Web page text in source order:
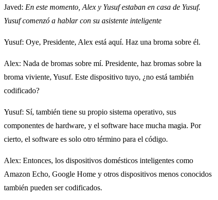
Javed: En este momento, Alex y Yusuf estaban en casa de Yusuf.
Yusuf comenzó a hablar con su asistente inteligente
Yusuf: Oye, Presidente, Alex está aquí. Haz una broma sobre él.
Alex: Nada de bromas sobre mí. Presidente, haz bromas sobre la
broma viviente, Yusuf. Este dispositivo tuyo, ¿no está también
codificado?
Yusuf: Sí, también tiene su propio sistema operativo, sus
componentes de hardware, y el software hace mucha magia. Por
cierto, el software es solo otro término para el código.
Alex: Entonces, los dispositivos domésticos inteligentes como
Amazon Echo, Google Home y otros dispositivos menos conocidos
también pueden ser codificados.